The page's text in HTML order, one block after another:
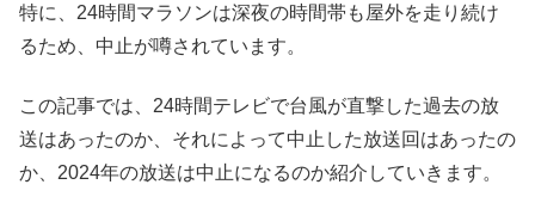
特に、24時間マラソンは深夜の時間帯も屋外を走り続け
るため、中止が噂されています。
この記事では、24時間テレビで台風が直撃した過去の放
送はあったのか、それによって中止した放送回はあったの
か、2024年の放送は中止になるのか紹介していきます。